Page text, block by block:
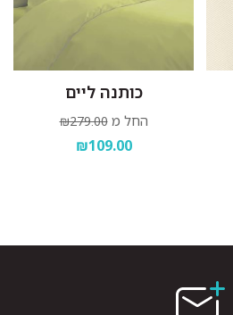
כותנה ליים
החל מ ₪279.00
₪109.00